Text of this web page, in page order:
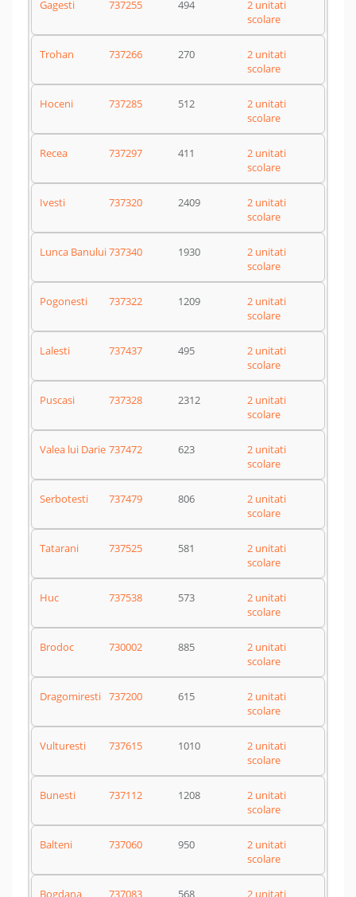
Gagesti 737255 494
2 unitati
scolare
Trohan 737266 270
2 unitati
scolare
Hoceni 737285 512
2 unitati
scolare
Recea 737297 411
2 unitati
scolare
Ivesti 737320 2409
2 unitati
scolare
Lunca Banului737340 1930
2 unitati
scolare
Pogonesti 737322 1209
2 unitati
scolare
Lalesti 737437 495
2 unitati
scolare
Puscasi 737328 2312
2 unitati
scolare
Valea lui Darie 737472 623
2 unitati
scolare
Serbotesti 737479 806
2 unitati
scolare
Tatarani 737525 581
2 unitati
scolare
Huc 737538 573
2 unitati
scolare
Brodoc 730002 885
2 unitati
scolare
Dragomiresti 737200 615
2 unitati
scolare
Vulturesti 737615 1010
2 unitati
scolare
Bunesti 737112 1208
2 unitati
scolare
Balteni 737060 950
2 unitati
scolare
Bogdana 737083 568 2 unitati